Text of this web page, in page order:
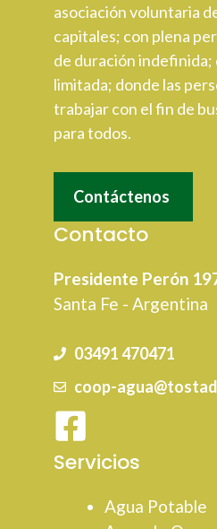
asociación voluntaria
capitales; con plena
de duración indefinida;
limitada; donde las
trabajar con el fin de
para todos.
Contáctenos
Contacto
Presidente Perón
Santa Fe - Argentina
03491 470471
coop-
Servicios
Agua Potable